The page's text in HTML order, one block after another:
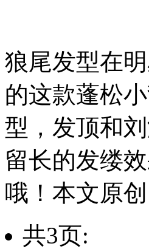
狼尾发型在
的这款蓬松
型，发顶和
留长的发缕
哦！本文原
共3页: